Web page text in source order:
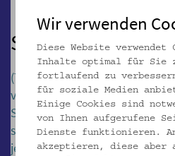
SUSEDSTVO A
(Titulky k videu možno zapnúť
vpravo dole na paneli s menu.)
Susedstvo je najužším
spoločnosti. Ukazuje sa pri
jednotlivci nechajú ovplyvniť
Wir verwenden
Diese Website verwendet
Inhalte optimal für Sie
fortlaufend zu
für soziale Medien
Einige Cookies sind
von Ihnen aufgerufene
Dienste funktionieren.
akzeptieren, diese aber